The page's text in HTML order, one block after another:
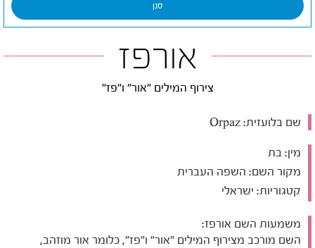
אורפז
צירוף המילים "אור" ו"פז"
שם בלועזית:
מין: בת
מקור השם: השפה העברית
קטגוריות: ישראלי
משמעות השם אורפז:
השם מורכב מצירוף המילים "אור" ו"פז", כלומר אור מוזהב,